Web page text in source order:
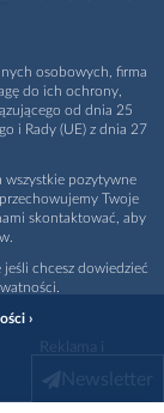
promocja
osobowych, firma
do ich ochrony,
od dnia 25
i Rady (UE) z dnia 27
wszystkie pozytywne
Twoje
skontaktować, aby
chcesz dowiedzieć
›
Newsletter